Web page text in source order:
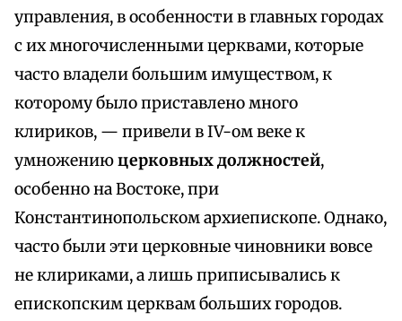
управления, в особенности в главных городах
с их многочисленными церквами, которые
часто владели большим имуществом, к
которому было приставлено много
клириков, — привели в IV-ом веке к
умножениюцерковных должностей,
особенно на Востоке, при
Константинопольском архиепископе. Однако,
часто были эти церковные чиновники вовсе
не клириками, а лишь приписывались к
епископским церквам больших городов.